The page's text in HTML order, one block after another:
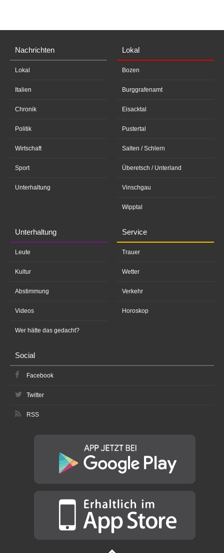
Nachrichten
Lokal
Italien
Chronik
Politik
Wirtschaft
Sport
Unterhaltung
Lokal
Bozen
Burggrafenamt
Eisacktal
Pustertal
Salten / Schlern
Überetsch / Unterland
Vinschgau
Wipptal
Unterhaltung
Leute
Kultur
Abstimmung
Videos
Wer hätte das gedacht?
Service
Trauer
Wetter
Verkehr
Horoskop
Social
Facebook
Twitter
RSS